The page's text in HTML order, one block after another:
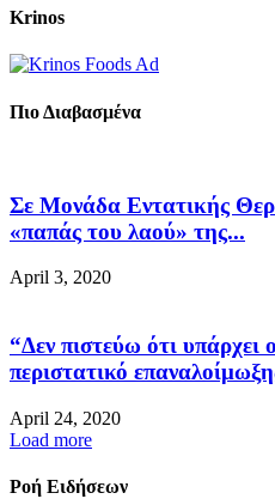
Krinos
Πιο Διαβασμένα
Σε Μονάδα Εντατικής
«παπάς του λαού» της...
April 3, 2020
“Δεν πιστεύω ότι υπάρχει
περιστατικό
April 24, 2020
Load more
Ροή Ειδήσεων